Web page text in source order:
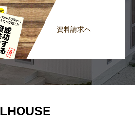
資料請求へ
LHOUSE